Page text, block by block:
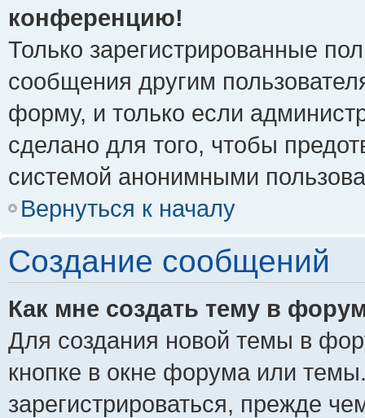
конференцию!
Только зарегистрированные
сообщения другим
форму, и только если
сделано для того, чтобы
системой анонимными
Вернуться к началу
Создание сообщений
Как мне создать тему в
Для создания новой темы в
кнопке в окне форума или
зарегистрироваться, прежде